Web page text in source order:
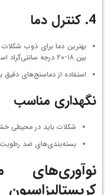
4. کنترل دما
بین ۱۸-۲۰ درجه سانتی‌گراد است.
استفاده از دماسنج‌های
نگهداری مناسب
شکلات باید در محیطی
بسته‌بندی‌های ضد
نوآوری‌های
کریستالیزاسیون